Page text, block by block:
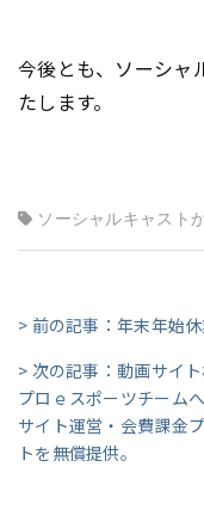
今後とも、ソーシャ
たします。
ソーシャルキャスト
> 前の記事：年末年始
> 次の記事：動画サイ
プロｅスポーツチーム
サイト運営・会費課金
トを無償提供。